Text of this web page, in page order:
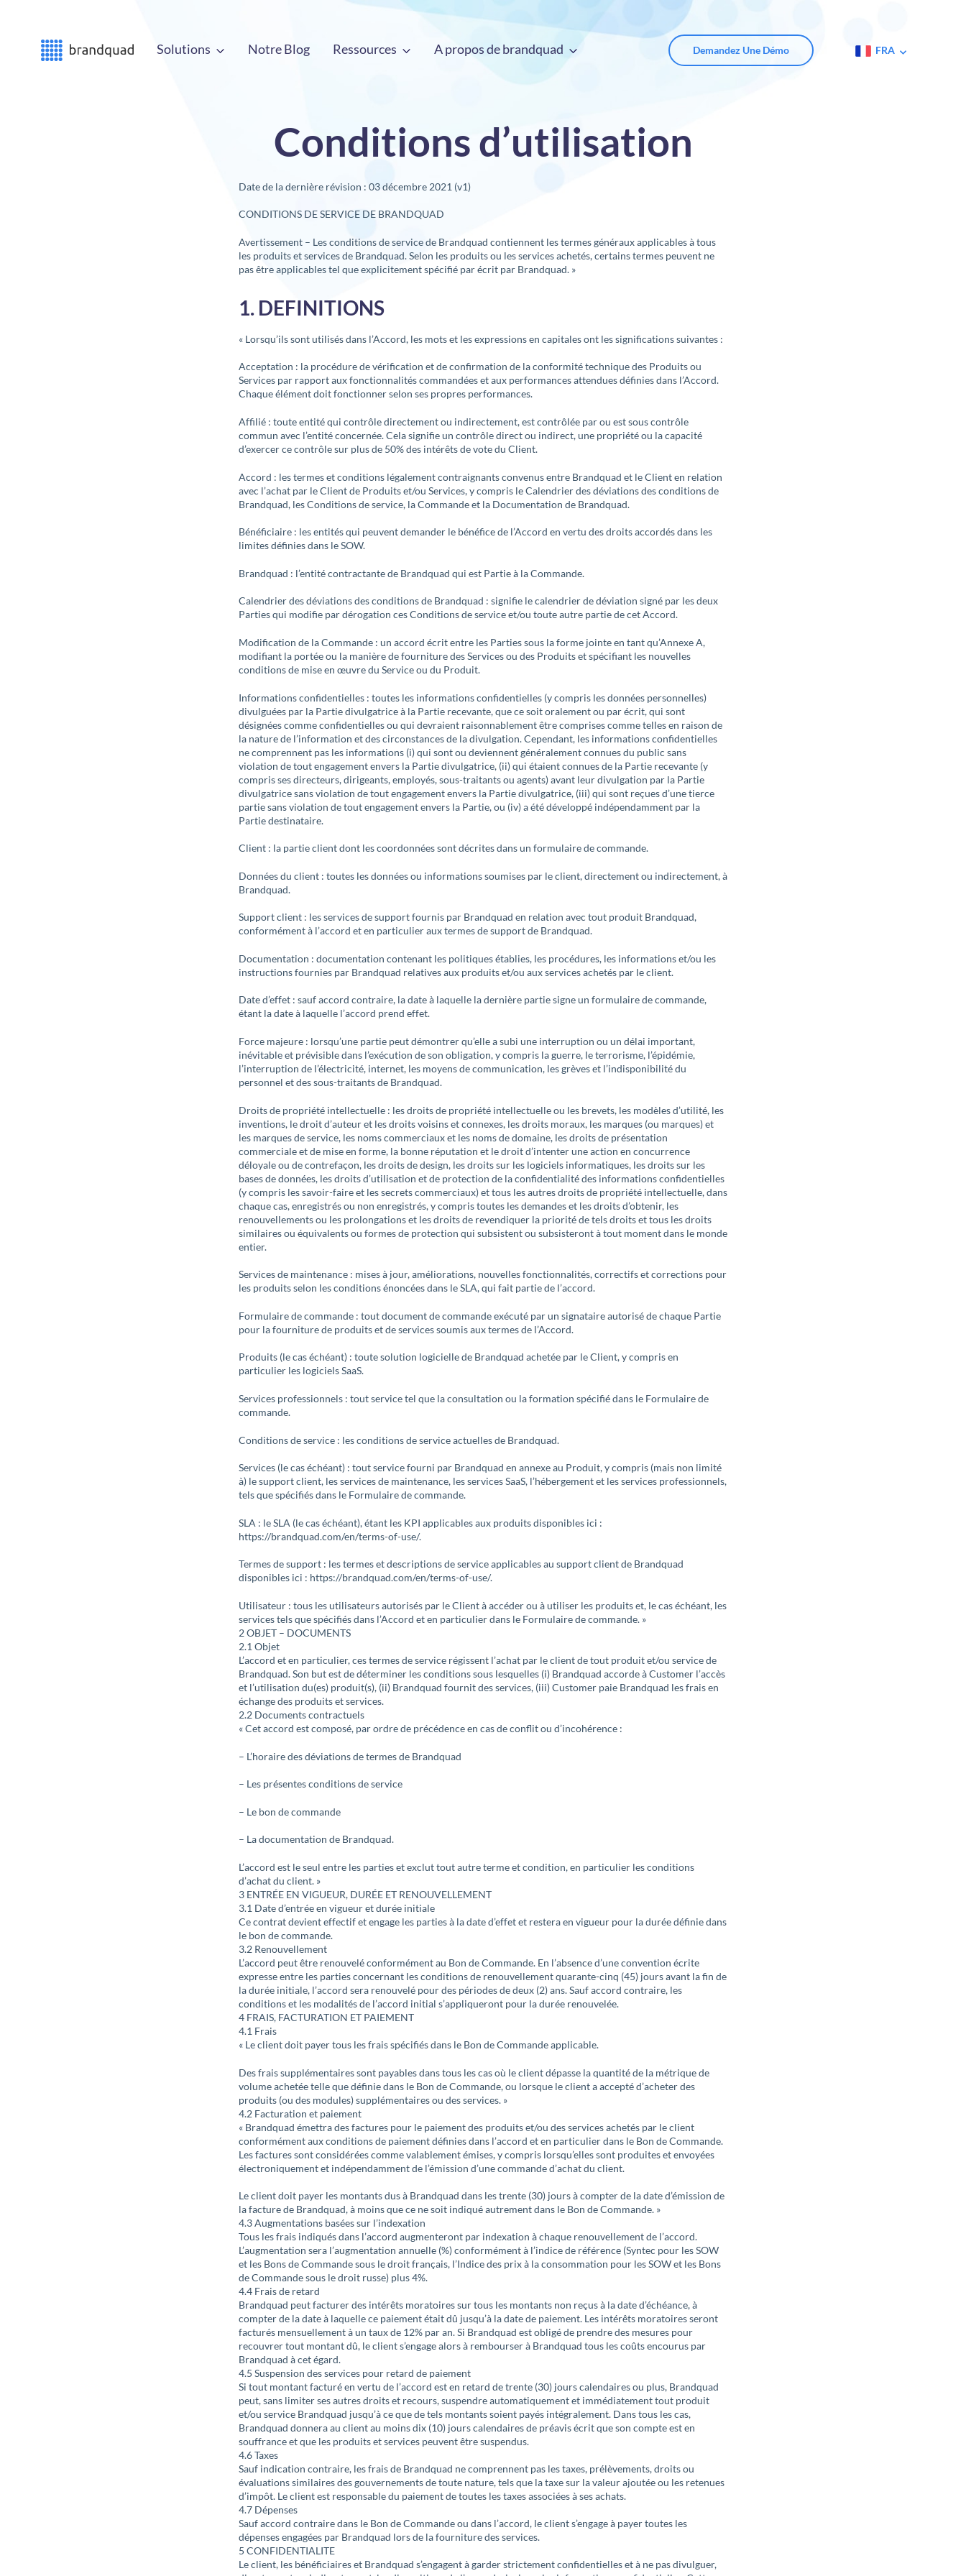
Solutions Notre Blog Ressources A propos de brandquad Demandez Une Démo FRA
Conditions d’utilisation
Date de la dernière révision : 03 décembre 2021 (v1)
CONDITIONS DE SERVICE DE BRANDQUAD
Avertissement – Les conditions de service de Brandquad contiennent les termes généraux applicables à tous
les produits et services de Brandquad. Selon les produits ou les services achetés, certains termes peuvent ne
pas être applicables tel que explicitement spécifié par écrit par Brandquad. »
1. DEFINITIONS
« Lorsqu’ils sont utilisés dans l’Accord, les mots et les expressions en capitales ont les significations suivantes :
Acceptation : la procédure de vérification et de confirmation de la conformité technique des Produits ou
Services par rapport aux fonctionnalités commandées et aux performances attendues définies dans l’Accord.
Chaque élément doit fonctionner selon ses propres performances.
Affilié : toute entité qui contrôle directement ou indirectement, est contrôlée par ou est sous contrôle
commun avec l’entité concernée. Cela signifie un contrôle direct ou indirect, une propriété ou la capacité
d’exercer ce contrôle sur plus de 50% des intérêts de vote du Client.
Accord : les termes et conditions légalement contraignants convenus entre Brandquad et le Client en relation
avec l’achat par le Client de Produits et/ou Services, y compris le Calendrier des déviations des conditions de
Brandquad, les Conditions de service, la Commande et la Documentation de Brandquad.
Bénéficiaire : les entités qui peuvent demander le bénéfice de l’Accord en vertu des droits accordés dans les
limites définies dans le SOW.
Brandquad : l’entité contractante de Brandquad qui est Partie à la Commande.
Calendrier des déviations des conditions de Brandquad : signifie le calendrier de déviation signé par les deux
Parties qui modifie par dérogation ces Conditions de service et/ou toute autre partie de cet Accord.
Modification de la Commande : un accord écrit entre les Parties sous la forme jointe en tant qu’Annexe A,
modifiant la portée ou la manière de fourniture des Services ou des Produits et spécifiant les nouvelles
conditions de mise en œuvre du Service ou du Produit.
Informations confidentielles : toutes les informations confidentielles (y compris les données personnelles)
divulguées par la Partie divulgatrice à la Partie recevante, que ce soit oralement ou par écrit, qui sont
désignées comme confidentielles ou qui devraient raisonnablement être comprises comme telles en raison de
la nature de l’information et des circonstances de la divulgation. Cependant, les informations confidentielles
ne comprennent pas les informations (i) qui sont ou deviennent généralement connues du public sans
violation de tout engagement envers la Partie divulgatrice, (ii) qui étaient connues de la Partie recevante (y
compris ses directeurs, dirigeants, employés, sous-traitants ou agents) avant leur divulgation par la Partie
divulgatrice sans violation de tout engagement envers la Partie divulgatrice, (iii) qui sont reçues d’une tierce
partie sans violation de tout engagement envers la Partie, ou (iv) a été développé indépendamment par la
Partie destinataire.
Client : la partie client dont les coordonnées sont décrites dans un formulaire de commande.
Données du client : toutes les données ou informations soumises par le client, directement ou indirectement, à
Brandquad.
Support client : les services de support fournis par Brandquad en relation avec tout produit Brandquad,
conformément à l’accord et en particulier aux termes de support de Brandquad.
Documentation : documentation contenant les politiques établies, les procédures, les informations et/ou les
instructions fournies par Brandquad relatives aux produits et/ou aux services achetés par le client.
Date d’effet : sauf accord contraire, la date à laquelle la dernière partie signe un formulaire de commande,
étant la date à laquelle l’accord prend effet.
Force majeure : lorsqu’une partie peut démontrer qu’elle a subi une interruption ou un délai important,
inévitable et prévisible dans l’exécution de son obligation, y compris la guerre, le terrorisme, l’épidémie,
l’interruption de l’électricité, internet, les moyens de communication, les grèves et l’indisponibilité du
personnel et des sous-traitants de Brandquad.
Droits de propriété intellectuelle : les droits de propriété intellectuelle ou les brevets, les modèles d’utilité, les
inventions, le droit d’auteur et les droits voisins et connexes, les droits moraux, les marques (ou marques) et
les marques de service, les noms commerciaux et les noms de domaine, les droits de présentation
commerciale et de mise en forme, la bonne réputation et le droit d’intenter une action en concurrence
déloyale ou de contrefaçon, les droits de design, les droits sur les logiciels informatiques, les droits sur les
bases de données, les droits d’utilisation et de protection de la confidentialité des informations confidentielles
(y compris les savoir-faire et les secrets commerciaux) et tous les autres droits de propriété intellectuelle, dans
chaque cas, enregistrés ou non enregistrés, y compris toutes les demandes et les droits d’obtenir, les
renouvellements ou les prolongations et les droits de revendiquer la priorité de tels droits et tous les droits
similaires ou équivalents ou formes de protection qui subsistent ou subsisteront à tout moment dans le monde
entier.
Services de maintenance : mises à jour, améliorations, nouvelles fonctionnalités, correctifs et corrections pour
les produits selon les conditions énoncées dans le SLA, qui fait partie de l’accord.
Formulaire de commande : tout document de commande exécuté par un signataire autorisé de chaque Partie
pour la fourniture de produits et de services soumis aux termes de l’Accord.
Produits (le cas échéant) : toute solution logicielle de Brandquad achetée par le Client, y compris en
particulier les logiciels SaaS.
Services professionnels : tout service tel que la consultation ou la formation spécifié dans le Formulaire de
commande.
Conditions de service : les conditions de service actuelles de Brandquad.
Services (le cas échéant) : tout service fourni par Brandquad en annexe au Produit, y compris (mais non limité
à) le support client, les services de maintenance, les services SaaS, l’hébergement et les services professionnels,
tels que spécifiés dans le Formulaire de commande.
SLA : le SLA (le cas échéant), étant les KPI applicables aux produits disponibles ici :
https://brandquad.com/en/terms-of-use/.
Termes de support : les termes et descriptions de service applicables au support client de Brandquad
disponibles ici : https://brandquad.com/en/terms-of-use/.
Utilisateur : tous les utilisateurs autorisés par le Client à accéder ou à utiliser les produits et, le cas échéant, les
services tels que spécifiés dans l’Accord et en particulier dans le Formulaire de commande. »
2 OBJET – DOCUMENTS
2.1 Objet
L’accord et en particulier, ces termes de service régissent l’achat par le client de tout produit et/ou service de
Brandquad. Son but est de déterminer les conditions sous lesquelles (i) Brandquad accorde à Customer l’accès
et l’utilisation du(es) produit(s), (ii) Brandquad fournit des services, (iii) Customer paie Brandquad les frais en
échange des produits et services.
2.2 Documents contractuels
« Cet accord est composé, par ordre de précédence en cas de conflit ou d’incohérence :
– L’horaire des déviations de termes de Brandquad
– Les présentes conditions de service
– Le bon de commande
– La documentation de Brandquad.
L’accord est le seul entre les parties et exclut tout autre terme et condition, en particulier les conditions
d’achat du client. »
3 ENTRÉE EN VIGUEUR, DURÉE ET RENOUVELLEMENT
3.1 Date d’entrée en vigueur et durée initiale
Ce contrat devient effectif et engage les parties à la date d’effet et restera en vigueur pour la durée définie dans
le bon de commande.
3.2 Renouvellement
L’accord peut être renouvelé conformément au Bon de Commande. En l’absence d’une convention écrite
expresse entre les parties concernant les conditions de renouvellement quarante-cinq (45) jours avant la fin de
la durée initiale, l’accord sera renouvelé pour des périodes de deux (2) ans. Sauf accord contraire, les
conditions et les modalités de l’accord initial s’appliqueront pour la durée renouvelée.
4 FRAIS, FACTURATION ET PAIEMENT
4.1 Frais
« Le client doit payer tous les frais spécifiés dans le Bon de Commande applicable.
Des frais supplémentaires sont payables dans tous les cas où le client dépasse la quantité de la métrique de
volume achetée telle que définie dans le Bon de Commande, ou lorsque le client a accepté d’acheter des
produits (ou des modules) supplémentaires ou des services. »
4.2 Facturation et paiement
« Brandquad émettra des factures pour le paiement des produits et/ou des services achetés par le client
conformément aux conditions de paiement définies dans l’accord et en particulier dans le Bon de Commande.
Les factures sont considérées comme valablement émises, y compris lorsqu’elles sont produites et envoyées
électroniquement et indépendamment de l’émission d’une commande d’achat du client.
Le client doit payer les montants dus à Brandquad dans les trente (30) jours à compter de la date d’émission de
la facture de Brandquad, à moins que ce ne soit indiqué autrement dans le Bon de Commande. »
4.3 Augmentations basées sur l’indexation
Tous les frais indiqués dans l’accord augmenteront par indexation à chaque renouvellement de l’accord.
L’augmentation sera l’augmentation annuelle (%) conformément à l’indice de référence (Syntec pour les SOW
et les Bons de Commande sous le droit français, l’Indice des prix à la consommation pour les SOW et les Bons
de Commande sous le droit russe) plus 4%.
4.4 Frais de retard
Brandquad peut facturer des intérêts moratoires sur tous les montants non reçus à la date d’échéance, à
compter de la date à laquelle ce paiement était dû jusqu’à la date de paiement. Les intérêts moratoires seront
facturés mensuellement à un taux de 12% par an. Si Brandquad est obligé de prendre des mesures pour
recouvrer tout montant dû, le client s’engage alors à rembourser à Brandquad tous les coûts encourus par
Brandquad à cet égard.
4.5 Suspension des services pour retard de paiement
Si tout montant facturé en vertu de l’accord est en retard de trente (30) jours calendaires ou plus, Brandquad
peut, sans limiter ses autres droits et recours, suspendre automatiquement et immédiatement tout produit
et/ou service Brandquad jusqu’à ce que de tels montants soient payés intégralement. Dans tous les cas,
Brandquad donnera au client au moins dix (10) jours calendaires de préavis écrit que son compte est en
souffrance et que les produits et services peuvent être suspendus.
4.6 Taxes
Sauf indication contraire, les frais de Brandquad ne comprennent pas les taxes, prélèvements, droits ou
évaluations similaires des gouvernements de toute nature, tels que la taxe sur la valeur ajoutée ou les retenues
d’impôt. Le client est responsable du paiement de toutes les taxes associées à ses achats.
4.7 Dépenses
Sauf accord contraire dans le Bon de Commande ou dans l’accord, le client s’engage à payer toutes les
dépenses engagées par Brandquad lors de la fourniture des services.
5 CONFIDENTIALITE
Le client, les bénéficiaires et Brandquad s’engagent à garder strictement confidentielles et à ne pas divulguer,